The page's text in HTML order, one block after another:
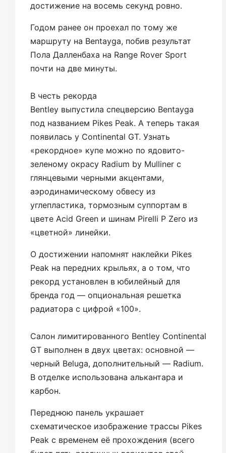
достижение на восемь секунд ровно.
Годом ранее он проехал по тому же
маршруту на Bentayga, побив результат
Пола Далленбаха на Range Rover Sport
почти на две минуты.
В честь рекорда
Bentley выпустила спецверсию Bentayga
под названием Pikes Peak. А теперь такая
появилась у Continental GT. Узнать
«рекордное» купе можно по ядовито-
зеленому окрасу Radium by Mulliner с
глянцевыми черными акцентами,
аэродинамическому обвесу из
углепластика, тормозным суппортам в
цвете Acid Green и шинам Pirelli P Zero из
«цветной» линейки.
О достижении напомнят наклейки Pikes
Peak на передних крыльях, а о том, что
рекорд установлен в юбилейный для
бренда год — опциональная решетка
радиатора с цифрой «100».
Салон лимитированного Bentley Continental
GT выполнен в двух цветах: основной —
черный Beluga, дополнительный — Radium.
В отделке использована алькантара и
карбон.
Переднюю панель украшает
схематическое изображение трассы Pikes
Peak с временем её прохождения (всего